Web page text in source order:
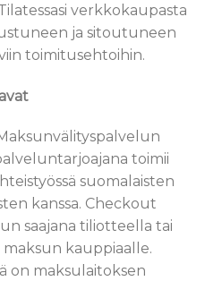
verkkokaupasta
ja sitoutuneen
toimitusehtoihin.
toimii
suomalaisten
kanssa. Checkout
saajana tiliotteella tai
kauppiaalle.
on maksulaitoksen